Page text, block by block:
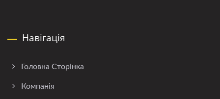
Навігація
Головна Сторінка
Компанія